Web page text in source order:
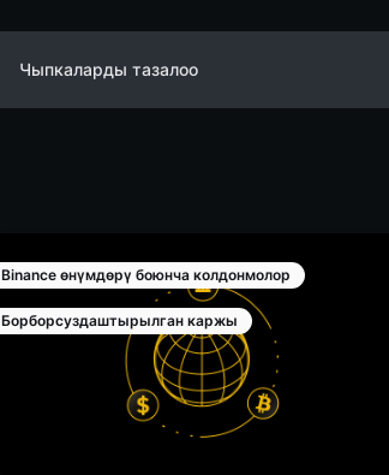
Чыпкаларды тазалоо
Binance өнүмдөрү боюнча колдонмолор
Борборсуздаштырылган каржы